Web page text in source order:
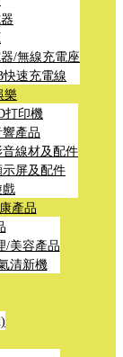
/無線充電座
快速充電線
樂
打印機
響產品
音線材及配件
示屏及配件
戲
產品
/美容產品
清新機